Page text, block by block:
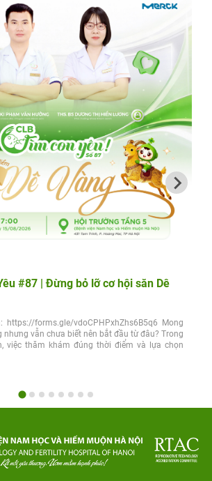
#87 | Đừng bỏ lỡ cơ hội săn Dê
forms.gle/vdoCPHPxhZhs6B5q6 Mong
nhưng vẫn chưa biết nên bắt đầu từ đâu? Trong
việc thăm khám đúng thời điểm và lựa chọn